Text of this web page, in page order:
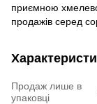
приємною
продажів серед
Продаж лише в
упаковці